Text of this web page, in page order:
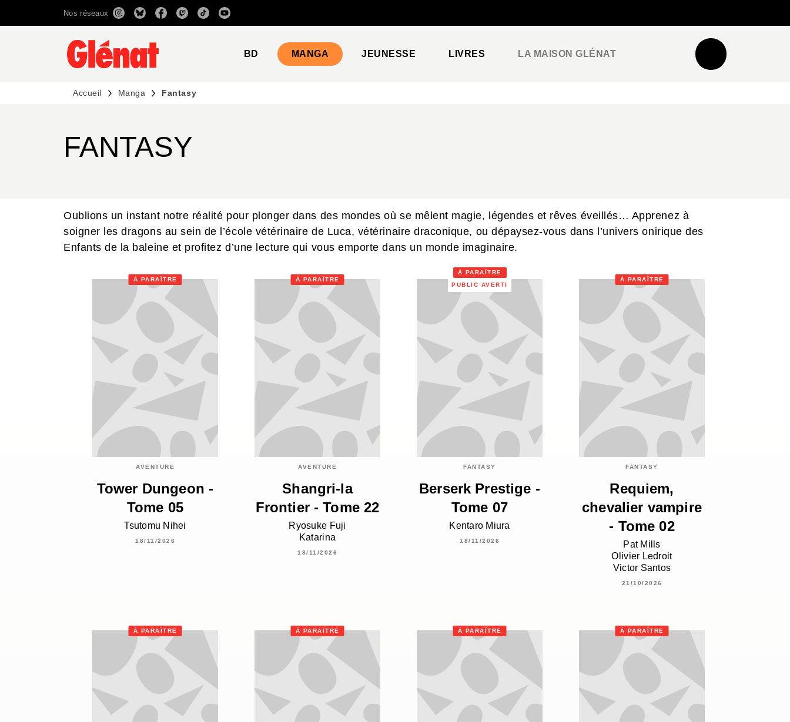
RECHERCHE CONTENU
Nos réseaux
BD MANGA JEUNESSE LIVRES LA MAISON GLÉNAT
Accueil Manga Fantasy
FANTASY
Oublions un instant notre réalité pour plonger dans des mondes où se mêlent magie, légendes et rêves éveillés… Apprenez à
soigner les dragons au sein de l’école vétérinaire de Luca, vétérinaire draconique, ou dépaysez-vous dans l’univers onirique des
Enfants de la baleine et profitez d’une lecture qui vous emporte dans un monde imaginaire.
À PARAÎTRE
AVENTURE
Tower Dungeon -
Tome 05
Tsutomu Nihei
18/11/2026
À PARAÎTRE
AVENTURE
Shangri-la
Frontier - Tome 22
Ryosuke Fuji
Katarina
18/11/2026
À PARAÎTRE
PUBLIC AVERTI
FANTASY
Berserk Prestige -
Tome 07
Kentaro Miura
18/11/2026
À PARAÎTRE
FANTASY
Requiem,
chevalier vampire
- Tome 02
Pat Mills
Olivier Ledroit
Victor Santos
21/10/2026
À PARAÎTRE À PARAÎTRE À PARAÎTRE À PARAÎTRE